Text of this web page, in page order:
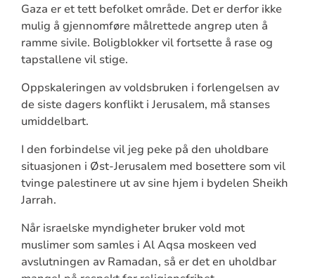
Gaza er et tett befolket område. Det er derfor ikke
mulig å gjennomføre målrettede angrep uten å
ramme sivile. Boligblokker vil fortsette å rase og
tapstallene vil stige.
Oppskaleringen av voldsbruken i forlengelsen av
de siste dagers konflikt i Jerusalem, må stanses
umiddelbart.
I den forbindelse vil jeg peke på den uholdbare
situasjonen i Øst-Jerusalem med bosettere som vil
tvinge palestinere ut av sine hjem i bydelen Sheikh
Jarrah.
Når israelske myndigheter bruker vold mot
muslimer som samles i Al Aqsa moskeen ved
avslutningen av Ramadan, så er det en uholdbar